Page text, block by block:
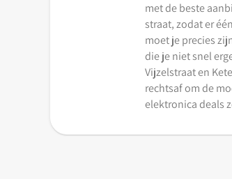
met de beste
straat, zodat er
moet je precies
die je niet snel
Vijzelstraat en
rechtsaf om de
elektronica deals